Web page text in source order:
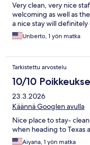
Very clean, very nice
welcoming as well as
a nice stay will definitely
Unberto, 1 yön matka
Tarkistettu arvostelu
10/10
23.3.2026
Käännä Googlen avulla
Nice place to stay-
when heading to Texas
Aiyana, 1 yön matka